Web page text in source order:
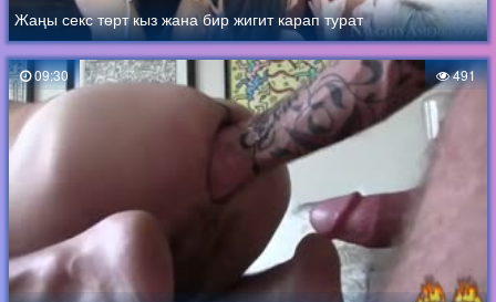
Жаңы секс төрт кыз жана бир жигит карап турат
09:30 491